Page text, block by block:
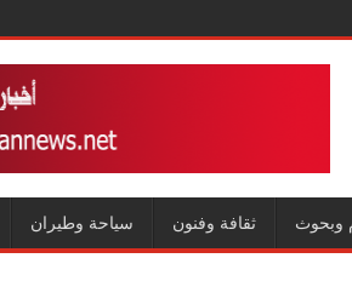
وبحوث ثقافة وفنون سياحة وطيران